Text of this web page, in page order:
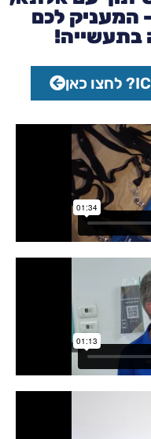
המעניק לכם
בתעשייה!